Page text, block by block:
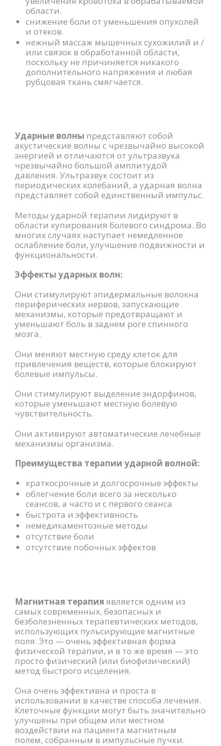
области.
снижение боли от уменьшения опухолей
и отеков.
нежный массаж мышечных сухожилий и /
или связок в обработанной области,
поскольку не причиняется никакого
дополнительного напряжения и любая
рубцовая ткань смягчается.
Ударные волны представляют собой
акустические волны с чрезвычайно высокой
энергией и отличаются от ультразвука
чрезвычайно большой амплитудой
давления. Ультразвук состоит из
периодических колебаний, а ударная волна
представляет собой единственный импульс.
Методы ударной терапии лидируют в
области купирования болевого синдрома. Во
многих случаях наступает немедленное
ослабление боли, улучшение подвижности и
функциональности.
Эффекты ударных волн:
Они стимулируют эпидермальные волокна
периферических нервов, запускающие
механизмы, которые предотвращают и
уменьшают боль в заднем роге спинного
мозга.
Они меняют местную среду клеток для
привлечения веществ, которые блокируют
болевые импульсы.
Они стимулируют выделение эндорфинов,
которые уменьшают местную болевую
чувствительность.
Они активируют автоматические лечебные
механизмы организма.
Преимущества терапии ударной волной:
краткосрочные и долгосрочные эффекты
облегчение боли всего за несколько
сеансов, а часто и с первого сеанса
быстрота и эффективность
немедикаментозные методы
отсутствие боли
отсутствие побочных эффектов
Магнитная терапия является одним из
самых современных, безопасных и
безболезненных терапевтических методов,
использующих пульсирующие магнитные
поля. Это — очень эффективная форма
физической терапии, и в то же время — это
просто физический (или биофизический)
метод быстрого исцеления.
Она очень эффективна и проста в
использовании в качестве способа лечения.
Клеточные функции могут быть значительно
улучшены при общем или местном
воздействии на пациента магнитным
полем, собранным в импульсные пучки.